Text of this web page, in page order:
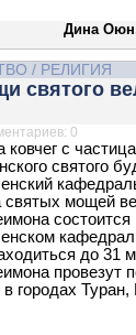
Дина
/ РЕЛИГИЯ
святого
0
ковчег с
святого
святых мощей
до 31
провезут
в городах